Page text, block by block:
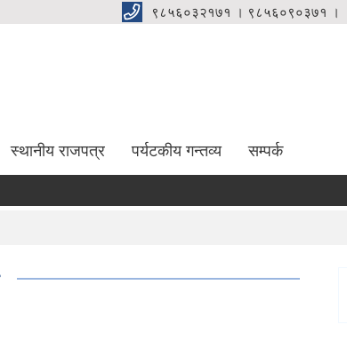
९८५६०३२१७१ । ९८५६०९०३७१ ।
स्थानीय राजपत्र पर्यटकीय गन्तव्य सम्पर्क